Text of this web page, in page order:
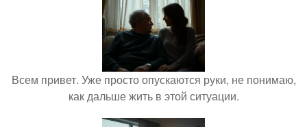
Всем привет. Уже просто опускаются руки, не понимаю,
как дальше жить в этой ситуации.